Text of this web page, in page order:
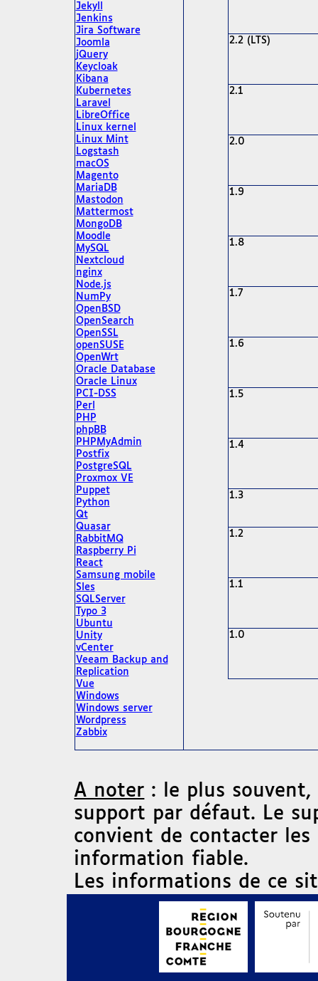
Jekyll
Jenkins
Jira Software
Joomla
jQuery
Keycloak
Kibana
Kubernetes
Laravel
LibreOffice
Linux kernel
Linux Mint
Logstash
macOS
Magento
MariaDB
Mastodon
Mattermost
MongoDB
Moodle
MySQL
Nextcloud
nginx
Node.js
NumPy
OpenBSD
OpenSearch
OpenSSL
openSUSE
OpenWrt
Oracle Database
Oracle Linux
PCI-DSS
Perl
PHP
phpBB
PHPMyAdmin
Postfix
PostgreSQL
Proxmox VE
Puppet
Python
Qt
Quasar
RabbitMQ
Raspberry Pi
React
Samsung mobile
Sles
SQLServer
Typo 3
Ubuntu
Unity
vCenter
Veeam Backup and
Replication
Vue
Windows
Windows server
Wordpress
Zabbix
2.2 (LTS)
2.1
2.0
1.9
1.8
1.7
1.6
1.5
1.4
1.3
1.2
1.1
1.0
A noter : le plus
support par défaut. Le
convient de contacter
information fiable.
Les informations de ce